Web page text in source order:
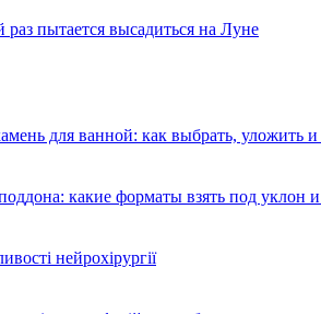
раз пытается высадиться на Луне
для ванной: как выбрать, уложить
какие форматы взять под уклон
нейрохірургії